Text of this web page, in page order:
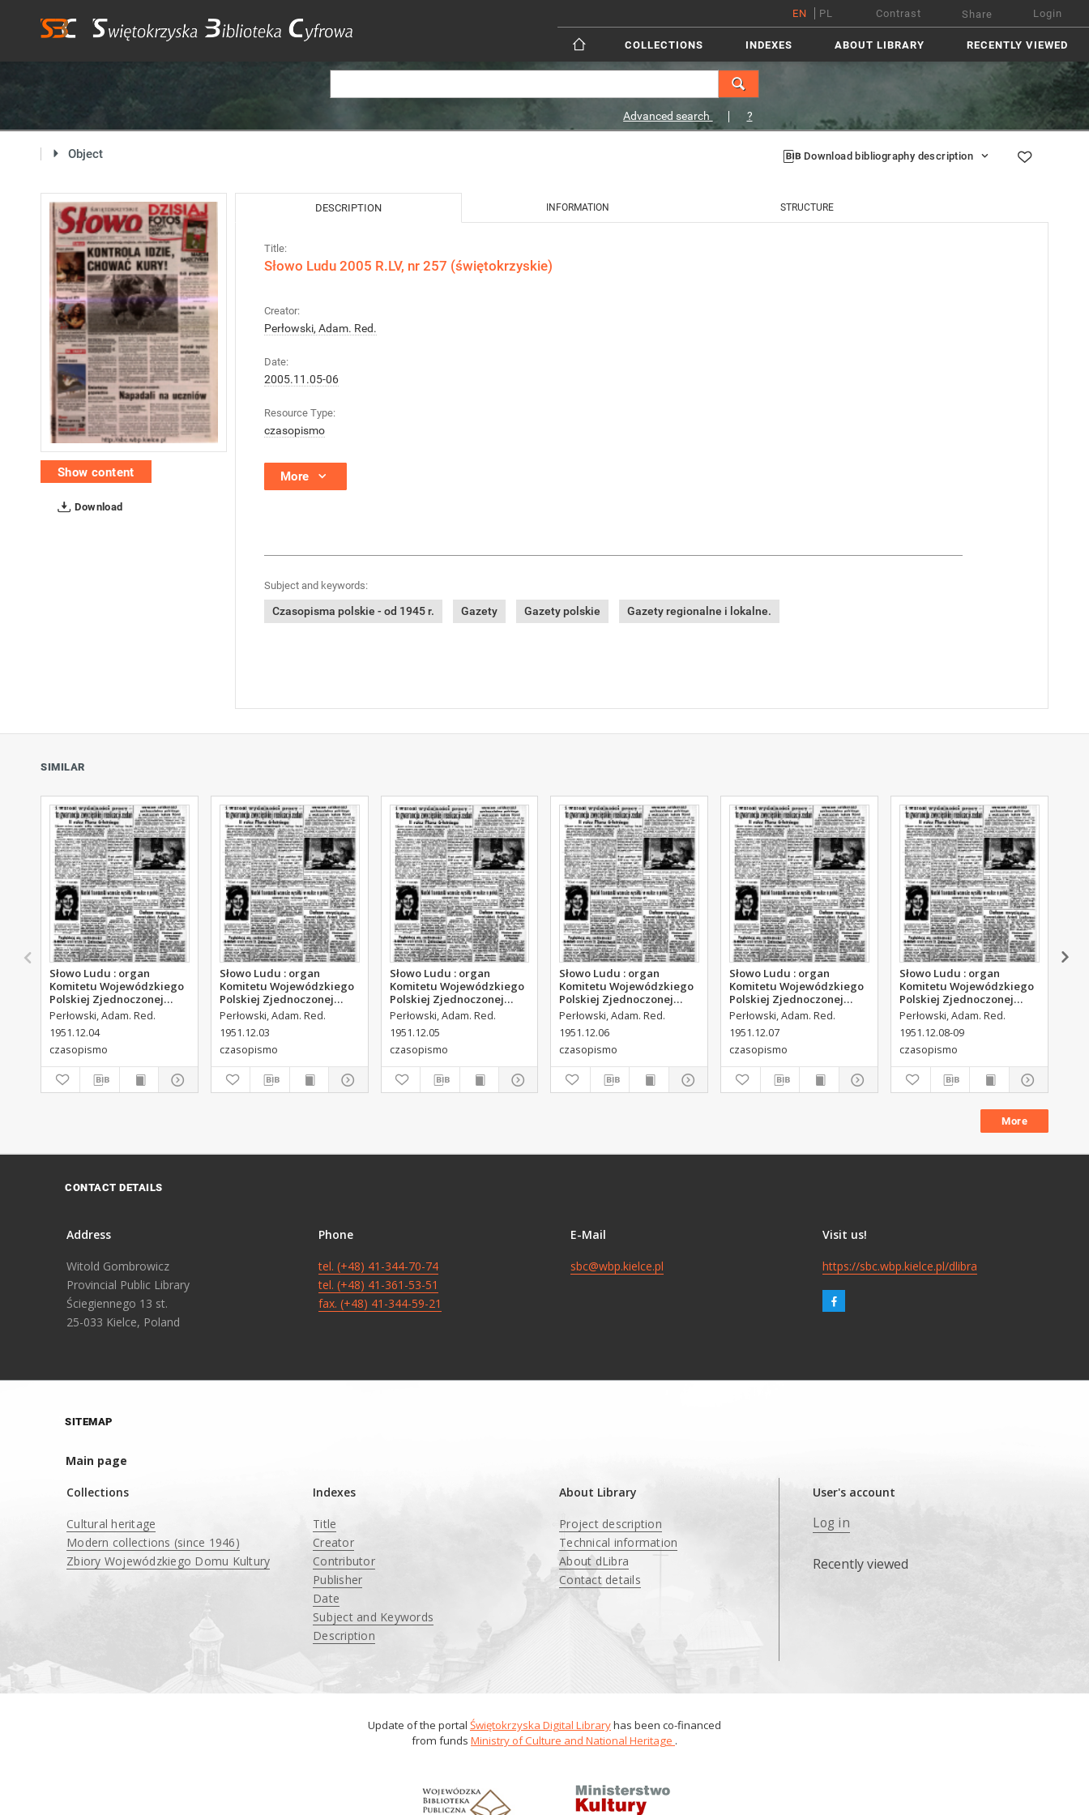
EN PL Contrast Share Login
COLLECTIONS INDEXES ABOUT LIBRARY RECENTLY VIEWED
Advanced search ?
Object Download bibliography description
Show content
Download
DESCRIPTION INFORMATION STRUCTURE
Title:
Słowo Ludu 2005 R.LV, nr 257 (świętokrzyskie)
Creator:
Perłowski, Adam. Red.
Date:
2005.11.05-06
Resource Type:
czasopismo
More
Subject and keywords:
Czasopisma polskie - od 1945 r. Gazety Gazety polskie Gazety regionalne i lokalne.
SIMILAR
Słowo Ludu : organ
Komitetu Wojewódzkiego
Polskiej Zjednoczonej
Partii Robotniczej, 1951,
R.3, nr 313
Perłowski, Adam. Red.
1951.12.04
czasopismo
Słowo Ludu : organ
Komitetu Wojewódzkiego
Polskiej Zjednoczonej
Partii Robotniczej, 1951,
R.3, nr 312
Perłowski, Adam. Red.
1951.12.03
czasopismo
Słowo Ludu : organ
Komitetu Wojewódzkiego
Polskiej Zjednoczonej
Partii Robotniczej, 1951,
R.3, nr 314
Perłowski, Adam. Red.
1951.12.05
czasopismo
Słowo Ludu : organ
Komitetu Wojewódzkiego
Polskiej Zjednoczonej
Partii Robotniczej, 1951,
R.3, nr 315
Perłowski, Adam. Red.
1951.12.06
czasopismo
Słowo Ludu : organ
Komitetu Wojewódzkiego
Polskiej Zjednoczonej
Partii Robotniczej, 1951,
R.3, nr 316
Perłowski, Adam. Red.
1951.12.07
czasopismo
Słowo Ludu : organ
Komitetu Wojewódzkiego
Polskiej Zjednoczonej
Partii Robotniczej, 1951,
R.3, nr 317
Perłowski, Adam. Red.
1951.12.08-09
czasopismo
More
CONTACT DETAILS
Address
Witold Gombrowicz
Provincial Public Library
Ściegiennego 13 st.
25-033 Kielce, Poland
Phone
tel. (+48) 41-344-70-74
tel. (+48) 41-361-53-51
fax. (+48) 41-344-59-21
E-Mail
sbc@wbp.kielce.pl
Visit us!
https://sbc.wbp.kielce.pl/dlibra
SITEMAP
Main page
Collections
Cultural heritage
Modern collections (since 1946)
Zbiory Wojewódzkiego Domu Kultury
Indexes
Title
Creator
Contributor
Publisher
Date
Subject and Keywords
Description
About Library
Project description
Technical information
About dLibra
Contact details
User's account
Log in
Recently viewed
Update of the portal Świętokrzyska Digital Libraryhas been co-financed
from funds Ministry of Culture and National Heritage .